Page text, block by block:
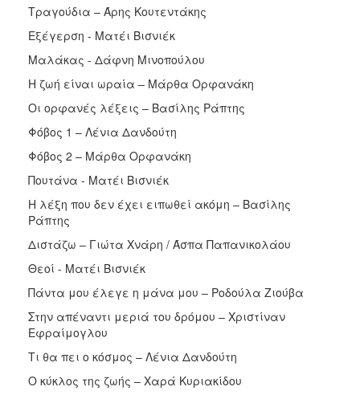
Τραγούδια – Άρης Κουτεντάκης
Εξέγερση - Ματέι Βισνιέκ
Μαλάκας - Δάφνη Μινοπούλου
Η ζωή είναι ωραία – Μάρθα Ορφανάκη
Οι ορφανές λέξεις – Βασίλης Ράπτης
Φόβος 1 – Λένια Δανδούτη
Φόβος 2 – Μάρθα Ορφανάκη
Πουτάνα - Ματέι Βισνιέκ
Η λέξη που δεν έχει ειπωθεί ακόμη – Βασίλης
Ράπτης
Διστάζω – Γιώτα Χνάρη / Άσπα Παπανικολάου
Θεοί - Ματέι Βισνιέκ
Πάντα μου έλεγε η μάνα μου – Ροδούλα Ζιούβα
Στην απέναντι μεριά του δρόμου – Χριστίναν
Εφραίμογλου
Τι θα πει ο κόσμος – Λένια Δανδούτη
Ο κύκλος της ζωής – Χαρά Κυριακίδου